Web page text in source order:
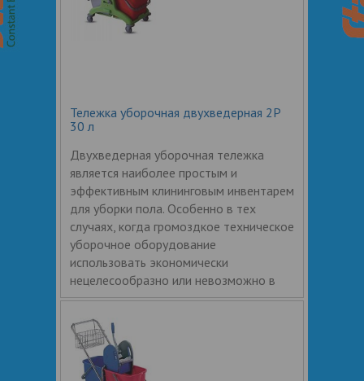
Тележка уборочная двухведерная 2P
30 л
Двухведерная уборочная тележка
является наиболее простым и
эффективным клининговым инвентарем
для уборки пола. Особенно в тех
случаях, когда громоздкое техническое
уборочное оборудование
использовать экономически
нецелесообразно или невозможно в